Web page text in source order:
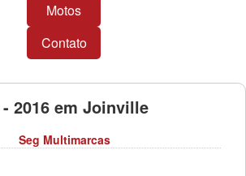
Motos
Contato
- 2016 em Joinville
Seg Multimarcas